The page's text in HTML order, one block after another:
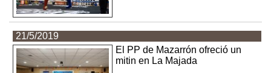
21/5/2019
El PP de Mazarrón ofreció un
mitin en La Majada